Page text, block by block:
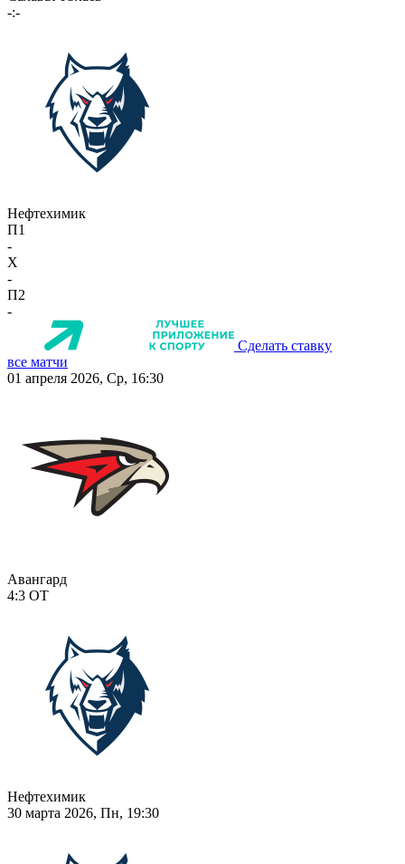
-:-
Нефтехимик
П1
-
X
-
П2
-
Сделать ставку
все матчи
01 апреля 2026, Ср, 16:30
Авангард
4:3 ОТ
Нефтехимик
30 марта 2026, Пн, 19:30